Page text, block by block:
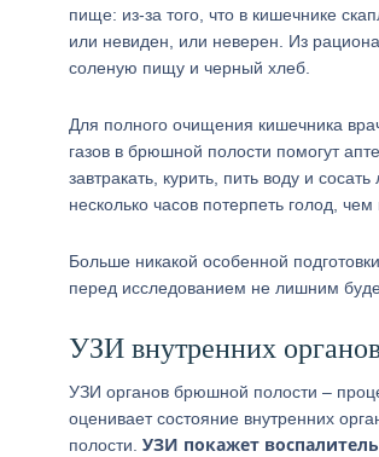
пище: из-за того, что в кишечнике
или невиден, или неверен. Из
соленую пищу и черный хлеб.
Для полного очищения кишечника
газов в брюшной полости помогут
завтракать, курить, пить воду и
несколько часов потерпеть голод,
Больше никакой особенной
перед исследованием не лишним
УЗИ внутренних
УЗИ органов брюшной полости –
оценивает состояние внутренних
полости. УЗИ покажет